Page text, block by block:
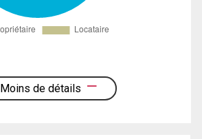
Moins de détails